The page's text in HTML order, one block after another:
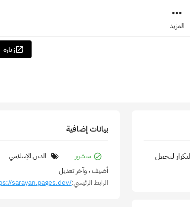
المزيد
زيارة
لتجعل
بيانات إضافية
منشور
الدين الإسلامي
أضيف، وآخر تعديل
الرابط الرئيسي:sarayan.pages.dev/